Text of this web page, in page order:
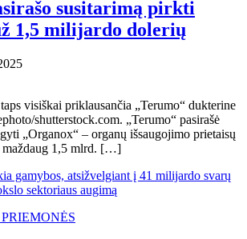
susitarimą pirkti
1,5 milijardo dolerių
visiškai priklausančia „Terumo“ dukterine
shutterstock.com. „Terumo“ pasirašė
„Organox“ – organų išsaugojimo prietaisų
maždaug 1,5 mlrd. […]